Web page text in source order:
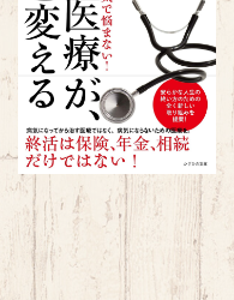
本当に正しい医療が、終活を変
える～お金と病気で悩まない！～
¥1,650